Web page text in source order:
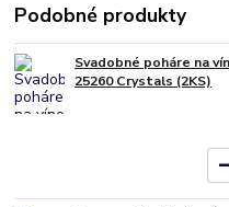
Podobné produkty
Svadobné poháre na
25260 Crystals (2KS)